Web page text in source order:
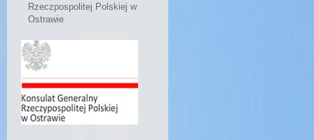
Rzeczpospolitej Polskiej w
Ostrawie